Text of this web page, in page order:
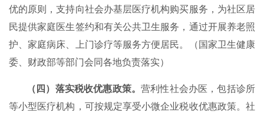
优的原则，支持向社会办基层医疗机构购买服务，为社区居
民提供家庭医生签约和有关公共卫生服务，通过开展养老照
护、家庭病床、上门诊疗等服务方便居民。（国家卫生健康
委、财政部等部门会同各地负责落实）
（四）落实税收优惠政策。营利性社会办医，包括诊所
等小型医疗机构，可按规定享受小微企业税收优惠政策。社